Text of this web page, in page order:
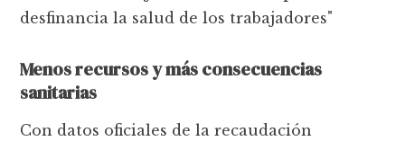
Menos recursos y más consecuencias
sanitarias
Con datos oficiales de la recaudación